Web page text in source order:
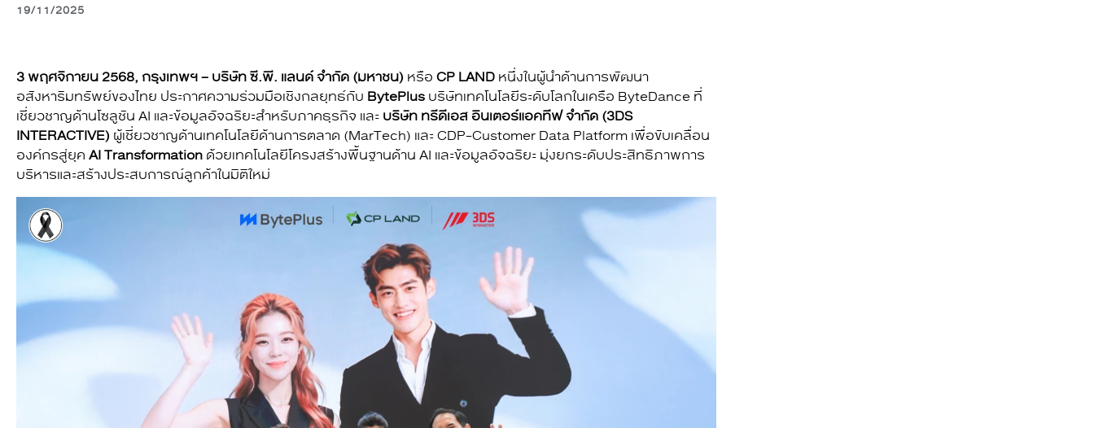
19/11/2025
3 พฤศจิกายน 2568, กรุงเทพฯ – บริษัท ซี.พี. แลนด์ จำกัด (มหาชน) หรือ CP LAND หนึ่งในผู้นำด้านการพัฒนา
อสังหาริมทรัพย์ของไทย ประกาศความร่วมมือเชิงกลยุทธ์กับ BytePlus บริษัทเทคโนโลยีระดับโลกในเครือ ByteDance ที่
เชี่ยวชาญด้านโซลูชัน AI และข้อมูลอัจฉริยะสำหรับภาคธุรกิจ และ บริษัท ทรีดีเอส อินเตอร์แอคทีฟ จำกัด (3DS
INTERACTIVE) ผู้เชี่ยวชาญด้านเทคโนโลยีด้านการตลาด (MarTech) และ CDP-Customer Data Platform เพื่อขับเคลื่อน
องค์กรสู่ยุค AI Transformation ด้วยเทคโนโลยีโครงสร้างพื้นฐานด้าน AI และข้อมูลอัจฉริยะ มุ่งยกระดับประสิทธิภาพการ
บริหารและสร้างประสบการณ์ลูกค้าในมิติใหม่